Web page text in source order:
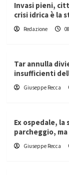
Invasi pieni,
crisi idrica è la
Redazione
Tar annulla
insufficienti
Giuseppe Recca
Ex ospedale, la
parcheggio,
Giuseppe Recca